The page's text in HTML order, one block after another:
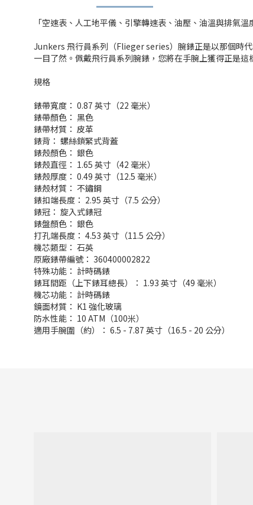
「空速表、人工地平儀、引擎轉速表、油壓、油溫與排氣
Junkers 飛行員系列（Flieger series）腕錶正是以那個時
一目了然。佩戴飛行員系列腕錶，您將在手腕上獲得正是
規格
錶帶寬度： 0.87 英寸（22 毫米）
錶帶顏色： 黑色
錶帶材質： 皮革
錶背： 螺絲鎖緊式背蓋
錶殼顏色： 銀色
錶殼直徑： 1.65 英寸（42 毫米）
錶殼厚度： 0.49 英寸（12.5 毫米）
錶殼材質： 不鏽鋼
錶扣端長度： 2.95 英寸（7.5 公分）
錶冠： 旋入式錶冠
錶盤顏色： 銀色
打孔端長度： 4.53 英寸（11.5 公分）
機芯類型： 石英
原廠錶帶編號： 360400002822
特殊功能： 計時碼錶
錶耳間距（上下錶耳總長）： 1.93 英寸（49 毫米）
機芯功能： 計時碼錶
鏡面材質： K1 強化玻璃
防水性能： 10 ATM（100米）
適用手腕圍（約）： 6.5 - 7.87 英寸（16.5 - 20 公分）